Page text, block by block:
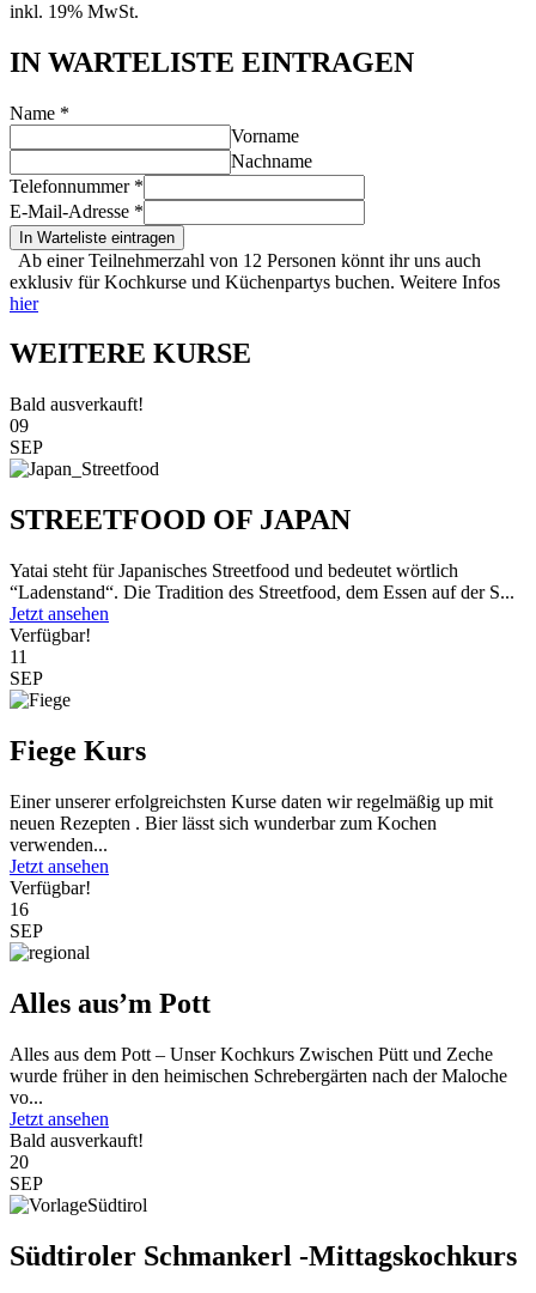
inkl. 19% MwSt.
IN WARTELISTE EINTRAGEN
Name *
Vorname
Nachname
Telefonnummer *
E-Mail-Adresse *
In Warteliste eintragen
Ab einer Teilnehmerzahl von 12 Personen könnt ihr uns auch
exklusiv für Kochkurse und Küchenpartys buchen. Weitere Infos
hier
WEITERE KURSE
Bald ausverkauft!
09
SEP
STREETFOOD OF JAPAN
Yatai steht für Japanisches Streetfood und bedeutet wörtlich
“Ladenstand“. Die Tradition des Streetfood, dem Essen auf der S...
Jetzt ansehen
Verfügbar!
11
SEP
Fiege Kurs
Einer unserer erfolgreichsten Kurse daten wir regelmäßig up mit
neuen Rezepten . Bier lässt sich wunderbar zum Kochen
verwenden...
Jetzt ansehen
Verfügbar!
16
SEP
Alles aus’m Pott
Alles aus dem Pott – Unser Kochkurs Zwischen Pütt und Zeche
wurde früher in den heimischen Schrebergärten nach der Maloche
vo...
Jetzt ansehen
Bald ausverkauft!
20
SEP
Südtiroler Schmankerl -Mittagskochkurs